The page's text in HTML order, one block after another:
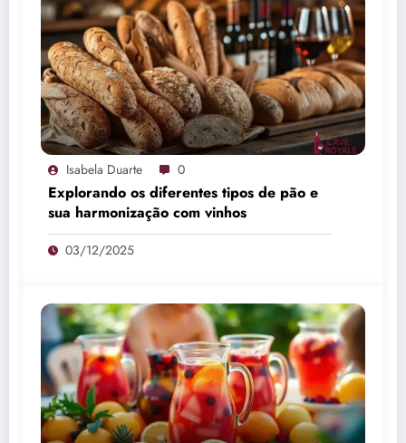
Isabela Duarte 0
Explorando os diferentes tipos de pão e
sua harmonização com vinhos
03/12/2025